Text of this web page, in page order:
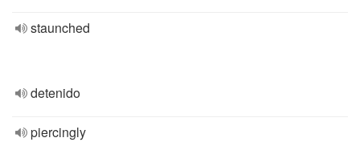
staunched
detenido
piercingly